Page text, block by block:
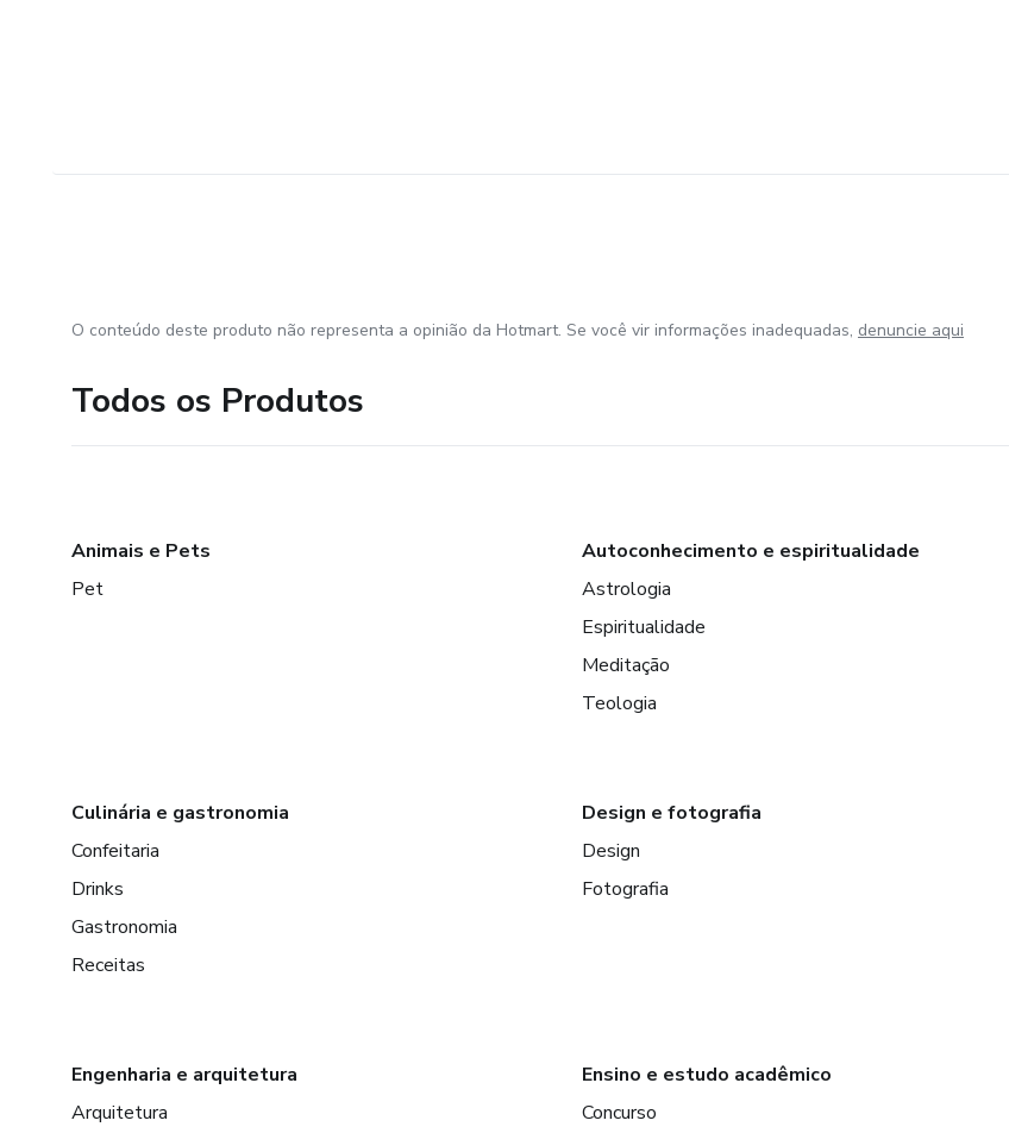
Nossas Vantagens:
-Estude no seu ritmo e revise quantas vezes quiser.
O conteúdo deste produto não representa a opinião da Hotmart. Se você vir informações inadequadas, denuncie aqui
Todos os Produtos
Animais e Pets
Pet
Autoconhecimento e espiritualidade
Astrologia
Espiritualidade
Meditação
Teologia
Culinária e gastronomia
Confeitaria
Drinks
Gastronomia
Receitas
Design e fotografia
Design
Fotografia
Engenharia e arquitetura
Arquitetura
Ensino e estudo acadêmico
Concurso